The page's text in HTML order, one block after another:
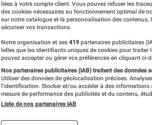
Sélections et guides Tests
liées à votre compte client. Vous pouvez refuser les
des cookies nécessaires au fonctionnement optimal de
sur notre catalogue et la personnalisation des contenus,
sécuriser vos transactions.
Notre organisation et ses 419 partenaires publicitaires
telles que les identifiants uniques de cookies pour traiter
pouvez accepter ou gérer vos préférences en cliquant
Nos partenaires publicitaires (IAB) traitent des données
Utiliser des données de géolocalisation précises.
l’identification. Stocker et/ou accéder à des
mesure de performance des publicités et du contenu,
Liste de nos partenaires IAB